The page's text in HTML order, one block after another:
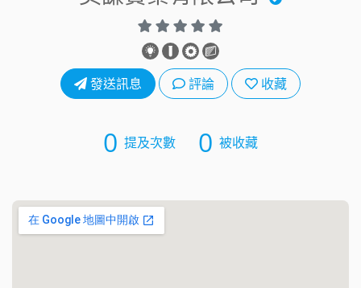
發送訊息 評論 收藏
0 提及次數 0 被收藏